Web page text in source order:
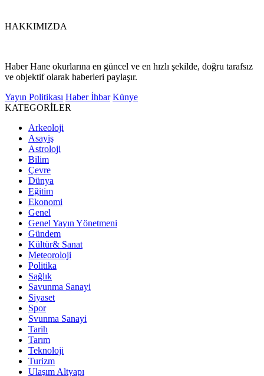
HAKKIMIZDA
Haber Hane okurlarına en güncel ve en hızlı şekilde, doğru tarafsız
ve objektif olarak haberleri paylaşır.
Yayın Politikası Haber İhbar Künye
KATEGORİLER
Arkeoloji
Asayiş
Astroloji
Bilim
Çevre
Dünya
Eğitim
Ekonomi
Genel
Genel Yayın Yönetmeni
Gündem
Kültür& Sanat
Meteoroloji
Politika
Sağlık
Savunma Sanayi
Siyaset
Spor
Svunma Sanayi
Tarih
Tarım
Teknoloji
Turizm
Ulaşım Altyapı